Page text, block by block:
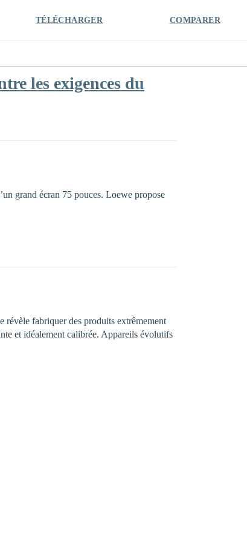
TÉLÉCHARGER COMPARER
les exigences du
grand écran 75 pouces. Loewe propose
révèle fabriquer des produits extrêmement
et idéalement calibrée. Appareils évolutifs